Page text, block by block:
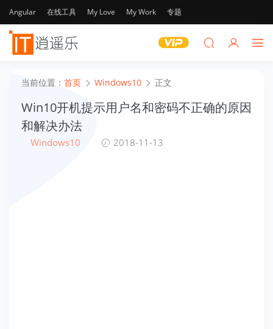
Angular 在线工具 My Love My Work 专题
当前位置： 首页 Windows10 正文
Win10开机提示用户名和密码不正确的原因
和解决办法
Windows10 2018-11-13